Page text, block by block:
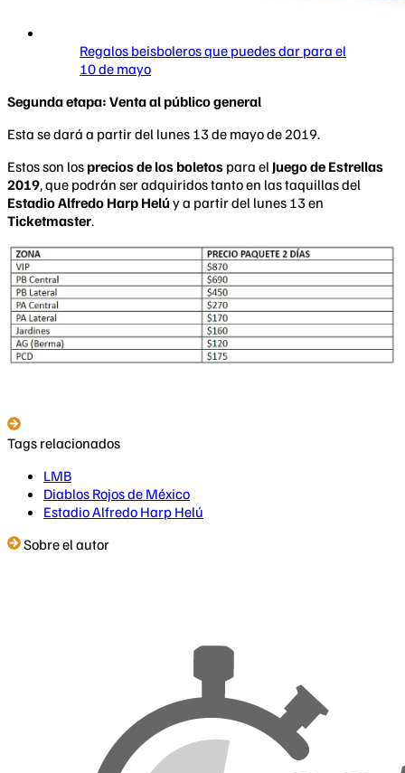
Regalos beisboleros que puedes dar para el
10 de mayo
Segunda etapa: Venta al público general
Esta se dará a partir del lunes 13 de mayo de 2019.
Estos son los precios de los boletos para el Juego de Estrellas
2019, que podrán ser adquiridos tanto en las taquillas del
EstadioAlfredo Harp Helú y a partir del lunes 13 en
Ticketmaster.
Tags relacionados
LMB
Diablos Rojos de México
Estadio Alfredo Harp Helú
Sobre el autor